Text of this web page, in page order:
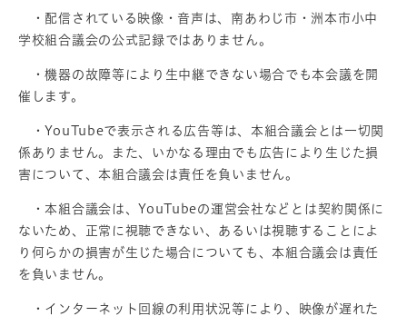
・配信されている映像・音声は、南あわじ市・洲本市小中
学校組合議会の公式記録ではありません。
・機器の故障等により生中継できない場合でも本会議を開
催します。
・YouTubeで表示される広告等は、本組合議会とは一切関
係ありません。また、いかなる理由でも広告により生じた損
害について、本組合議会は責任を負いません。
・本組合議会は、YouTubeの運営会社などとは契約関係に
ないため、正常に視聴できない、あるいは視聴することによ
り何らかの損害が生じた場合についても、本組合議会は責任
を負いません。
・インターネット回線の利用状況等により、映像が遅れた